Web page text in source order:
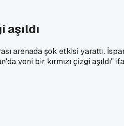
aşıldı
arenada şok etkisi yarattı.
yeni bir kırmızı çizgi